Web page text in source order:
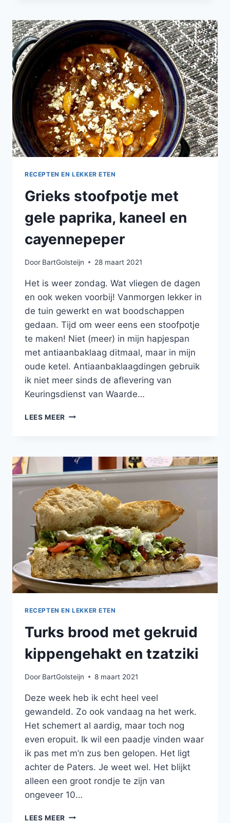
GEPOFTE
AARDAPPEL
GEGRILDE
LITTLE
GEM
RECEPTEN EN LEKKER ETEN
Grieks stoofpotje met
gele paprika, kaneel en
cayennepeper
Door BartGolsteijn 28 maart 2021
Het is weer zondag. Wat vliegen de dagen
en ook weken voorbij! Vanmorgen lekker in
de tuin gewerkt en wat boodschappen
gedaan. Tijd om weer eens een stoofpotje
te maken! Niet (meer) in mijn hapjespan
met antiaanbaklaag ditmaal, maar in mijn
oude ketel. Antiaanbaklaagdingen gebruik
ik niet meer sinds de aflevering van
Keuringsdienst van Waarde…
LEES MEER GRIEKS
PAPRIKA,
KANEEL
EN
CAYENNEPEPER
RECEPTEN EN LEKKER ETEN
Turks brood met gekruid
kippengehakt en tzatziki
Door BartGolsteijn 8 maart 2021
Deze week heb ik echt heel veel
gewandeld. Zo ook vandaag na het werk.
Het schemert al aardig, maar toch nog
even eropuit. Ik wil een paadje vinden waar
ik pas met m’n zus ben gelopen. Het ligt
achter de Paters. Je weet wel. Het blijkt
alleen een groot rondje te zijn van
ongeveer 10…
LEES MEER TURKS